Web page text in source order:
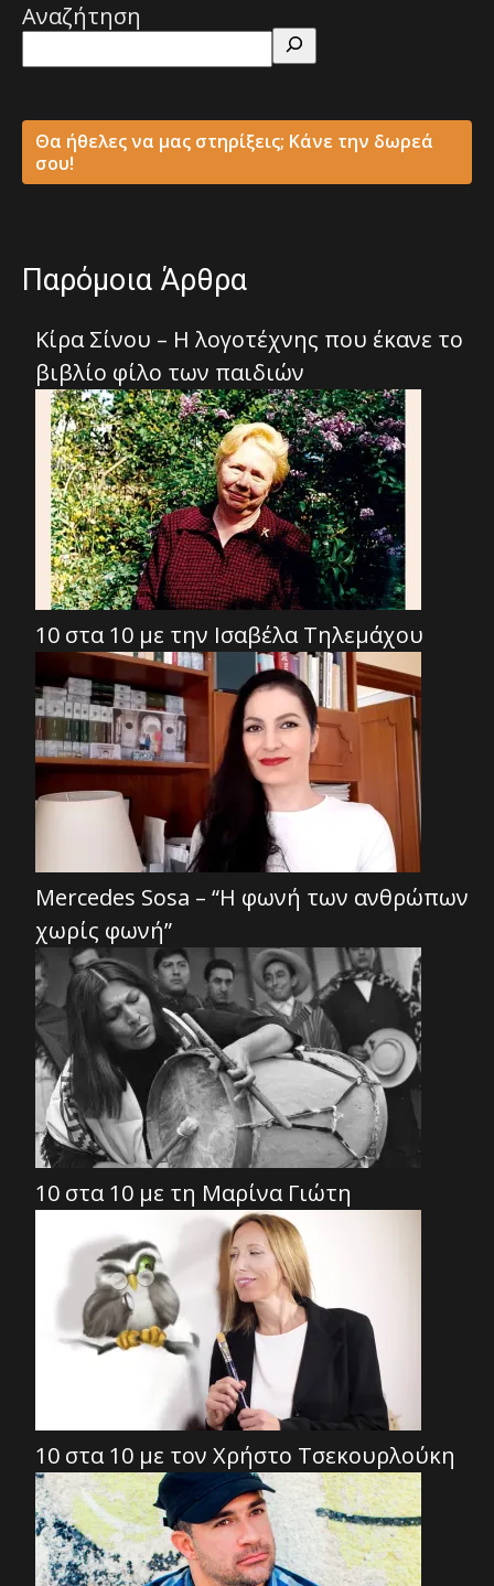
Αναζήτηση
Θα ήθελες να μας στηρίξεις; Κάνε την δωρεά
σου!
Παρόμοια Άρθρα
Κίρα Σίνου – Η λογοτέχνης που έκανε το
βιβλίο φίλο των παιδιών
10 στα 10 με την Ισαβέλα Τηλεμάχου
Mercedes Sosa – “Η φωνή των ανθρώπων
χωρίς φωνή”
10 στα 10 με τη Μαρίνα Γιώτη
10 στα 10 με τον Χρήστο Τσεκουρλούκη